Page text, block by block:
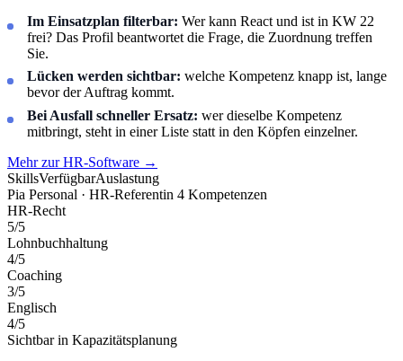
Im Einsatzplan filterbar: Wer kann React und ist in KW 22
frei? Das Profil beantwortet die Frage, die Zuordnung treffen
Sie.
Lücken werden sichtbar: welche Kompetenz knapp ist, lange
bevor der Auftrag kommt.
Bei Ausfall schneller Ersatz: wer dieselbe Kompetenz
mitbringt, steht in einer Liste statt in den Köpfen einzelner.
Mehr zur HR-Software →
SkillsVerfügbarAuslastung
Pia Personal · HR-Referentin 4 Kompetenzen
HR-Recht
5/5
Lohnbuchhaltung
4/5
Coaching
3/5
Englisch
4/5
Sichtbar in Kapazitätsplanung